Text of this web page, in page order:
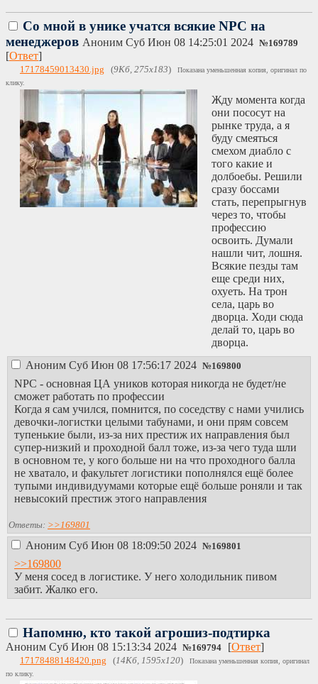
Со мной в унике учатся всякие NPC на
менеджеров Аноним Суб Июн 08 14:25:01 2024 №169789
[Ответ]
17178459013430.jpg (9Кб, 275x183)
Показана уменьшенная копия, оригинал по
клику.
Жду момента когда
они пососут на
рынке труда, а я
буду смеяться
смехом диабло с
того какие и
долбоебы. Решили
сразу боссами
стать, перепрыгнув
через то, чтобы
профессию
освоить. Думали
нашли чит, лошня.
Всякие пезды там
еще среди них,
охуеть. На трон
села, царь во
дворца. Ходи сюда
делай то, царь во
дворца.
Аноним Суб Июн 08 17:56:17 2024 №169800
NPC - основная ЦА уников которая никогда не будет/не
сможет работать по профессии
Когда я сам учился, помнится, по соседству с нами учились
девочки-логистки целыми табунами, и они прям совсем
тупенькие были, из-за них престиж их направления был
супер-низкий и проходной балл тоже, из-за чего туда шли
в основном те, у кого больше ни на что проходного балла
не хватало, и факультет логистики пополнялся ещё более
тупыми индивидуумами которые ещё больше роняли и так
невысокий престиж этого направления
Ответы: >>169801
Аноним Суб Июн 08 18:09:50 2024 №169801
>>169800
У меня сосед в логистике. У него холодильник пивом
забит. Жалко его.
Напомню, кто такой агрошиз-подтирка
Аноним Суб Июн 08 15:13:34 2024 №169794 [Ответ]
17178488148420.png (14Кб, 1595x120)
Показана уменьшенная копия, оригинал
по клику.